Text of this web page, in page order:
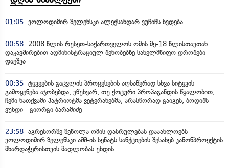
01:05 ვოლოდიმირ ზელენსკი ალექსანდარ ვუჩიჩს ხვდება
00:58
2008 წლის რუსეთ-საქართველოს ომის მე-18 წლისთავთან
დაკავშირებით ადმინისტრაციულ შენობებზე სახელმწიფო დროშები
დაეშვა
00:35 ტყვეების გაცვლის პროცესების აღსაწერად სხვა სიტყვის
გამოყენება აჯობებდა, ვწუხვარ, თუ ქოცური პროპაგანდის წყალობით,
ჩემი ნათქვამი პატრიოტმა ვეტერანებმა, არასწორად გაიგეს, ბოდიშს
ვუხდი - გიორგი ბარამიძე
23:58 აგრესორზე ზეწოლა ომის დასრულებას დააახლოებს -
ვოლოდიმირ ზელენსკი აშშ-ის სენატს სანქციების შესახებ კანონპროექტის
მხარდაჭერისთვის მადლობას უხდის